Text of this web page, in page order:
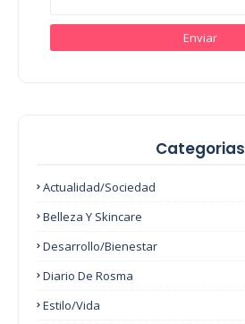
Categorias
Actualidad/Sociedad
Belleza Y Skincare
Desarrollo/Bienestar
Diario De Rosma
Estilo/Vida